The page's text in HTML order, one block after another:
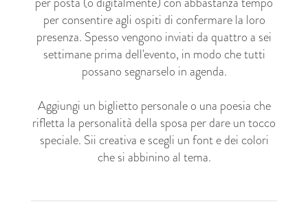
per consentire agli ospiti di confermare la loro
presenza. Spesso vengono inviati da quattro a sei
settimane prima dell'evento, in modo che tutti
possano segnarselo in agenda.
Aggiungi un biglietto personale o una poesia che
rifletta la personalità della sposa per dare un tocco
speciale. Sii creativa e scegli un font e dei colori
che si abbinino al tema.